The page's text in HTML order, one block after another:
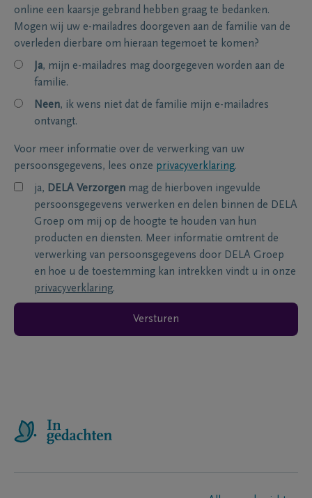
online een kaarsje gebrand hebben graag te bedanken.
Mogen wij uw e-mailadres doorgeven aan de familie van de
overleden dierbare om hieraan tegemoet te komen?
Ja, mijn e-mailadres mag doorgegeven worden aan de
familie.
Neen, ik wens niet dat de familie mijn e-mailadres
ontvangt.
Voor meer informatie over de verwerking van uw
persoonsgegevens, lees onze privacyverklaring.
ja, DELA Verzorgen mag de hierboven ingevulde
persoonsgegevens verwerken en delen binnen de DELA
Groep om mij op de hoogte te houden van hun
producten en diensten. Meer informatie omtrent de
verwerking van persoonsgegevens door DELA Groep
en hoe u de toestemming kan intrekken vindt u in onze
privacyverklaring.
Versturen